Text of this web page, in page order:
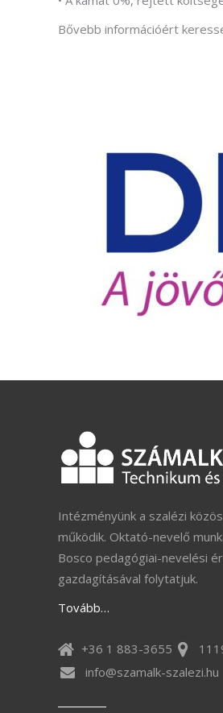
Bővebb információért
Intézményünk a szalézi
működik. Oktató-nevelő
Bosco pedagógiai-nevelési
gazdagításával folytatjuk.
Tovább…
+36 1 883-3655
info@szamalk-szalezi.hu